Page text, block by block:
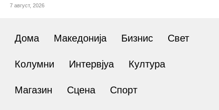
7 август, 2026
Дома Македонија Бизнис Свет
Колумни Интервјуа Култура
Магазин Сцена Спорт